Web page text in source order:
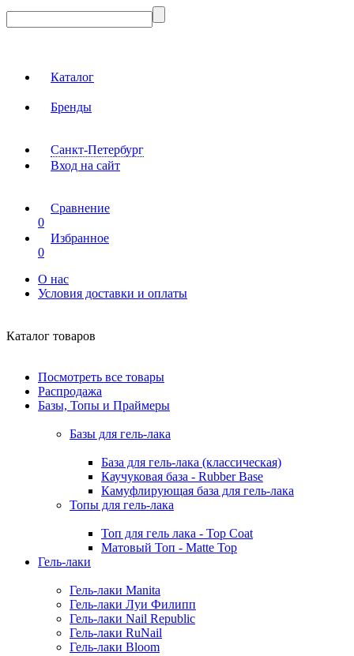
Каталог
Бренды
Санкт-Петербург
Вход на сайт
Сравнение
0
Избранное
0
О нас
Условия доставки и оплаты
Каталог товаров
Посмотреть все товары
Распродажа
Базы, Топы и Праймеры
Базы для гель-лака
База для гель-лака (классическая)
Каучуковая база - Rubber Base
Камуфлирующая база для гель-лака
Топы для гель-лака
Топ для гель лака - Top Coat
Матовый Топ - Matte Top
Гель-лаки
Гель-лаки Manita
Гель-лаки Луи Филипп
Гель-лаки Nail Republic
Гель-лаки RuNail
Гель-лаки Bloom